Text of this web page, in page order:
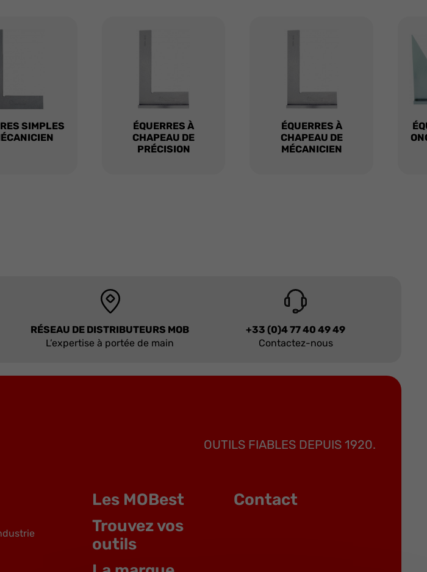
SIMPLES
ÉQUERRES À
CHAPEAU DE
PRÉCISION
ÉQUERRES À
CHAPEAU DE
MÉCANICIEN
RÉSEAU DE DISTRIBUTEURS MOB
L’expertise à portée de main
+33 (0)4 77 40 49 49
Contactez-nous
OUTILS FIABLES DEPUIS 1920.
Les MOBest
Trouvez vos
outils
Contact